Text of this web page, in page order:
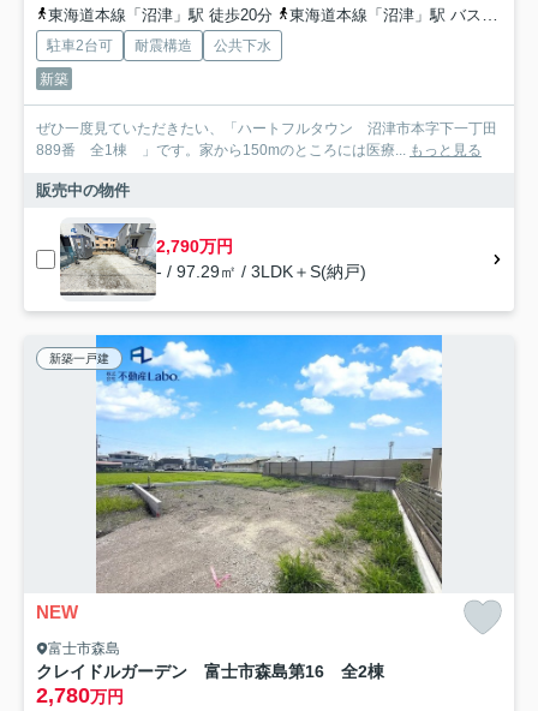
東海道本線「沼津」駅 徒歩20分
東海道本線「沼津」駅 バス8分 伊豆箱根バス「旭町（沼津市）」 停歩4分
駐車2台可 耐震構造
公共下水
新築
ぜひ一度見ていただきたい、「ハートフルタウン 沼津市本字下一丁田
889番 全1棟 」です。家から150mのところには医療... もっと見る
販売中の物件
2,790万円
- / 97.29㎡ / 3LDK＋S(納戸)
新築一戸建
NEW
富士市森島
クレイドルガーデン 富士市森島第16 全2棟
2,780万円